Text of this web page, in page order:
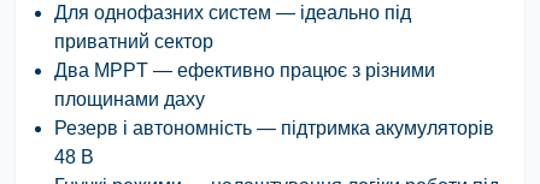
Для однофазних систем — ідеально під
приватний сектор
Два MPPT — ефективно працює з різними
площинами даху
Резерв і автономність — підтримка акумуляторів
48 В